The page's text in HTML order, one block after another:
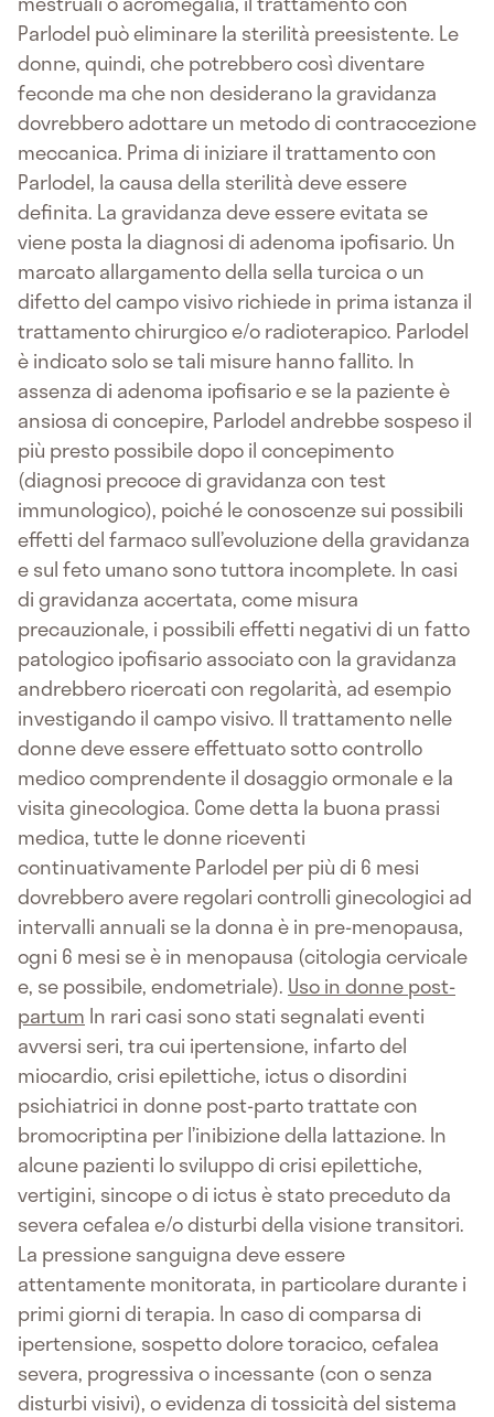
Parlodel può eliminare la sterilità preesistente. Le
donne, quindi, che potrebbero così diventare
feconde ma che non desiderano la gravidanza
dovrebbero adottare un metodo di contraccezione
meccanica. Prima di iniziare il trattamento con
Parlodel, la causa della sterilità deve essere
definita. La gravidanza deve essere evitata se
viene posta la diagnosi di adenoma ipofisario. Un
marcato allargamento della sella turcica o un
difetto del campo visivo richiede in prima istanza il
trattamento chirurgico e/o radioterapico. Parlodel
è indicato solo se tali misure hanno fallito. In
assenza di adenoma ipofisario e se la paziente è
ansiosa di concepire, Parlodel andrebbe sospeso il
più presto possibile dopo il concepimento
(diagnosi precoce di gravidanza con test
immunologico), poiché le conoscenze sui possibili
effetti del farmaco sull’evoluzione della gravidanza
e sul feto umano sono tuttora incomplete. In casi
di gravidanza accertata, come misura
precauzionale, i possibili effetti negativi di un fatto
patologico ipofisario associato con la gravidanza
andrebbero ricercati con regolarità, ad esempio
investigando il campo visivo. Il trattamento nelle
donne deve essere effettuato sotto controllo
medico comprendente il dosaggio ormonale e la
visita ginecologica. Come detta la buona prassi
medica, tutte le donne riceventi
continuativamente Parlodel per più di 6 mesi
dovrebbero avere regolari controlli ginecologici ad
intervalli annuali se la donna è in pre-menopausa,
ogni 6 mesi se è in menopausa (citologia cervicale
e, se possibile, endometriale). Uso in donne post-
partum In rari casi sono stati segnalati eventi
avversi seri, tra cui ipertensione, infarto del
miocardio, crisi epilettiche, ictus o disordini
psichiatrici in donne post-parto trattate con
bromocriptina per l’inibizione della lattazione. In
alcune pazienti lo sviluppo di crisi epilettiche,
vertigini, sincope o di ictus è stato preceduto da
severa cefalea e/o disturbi della visione transitori.
La pressione sanguigna deve essere
attentamente monitorata, in particolare durante i
primi giorni di terapia. In caso di comparsa di
ipertensione, sospetto dolore toracico, cefalea
severa, progressiva o incessante (con o senza
disturbi visivi), o evidenza di tossicità del sistema